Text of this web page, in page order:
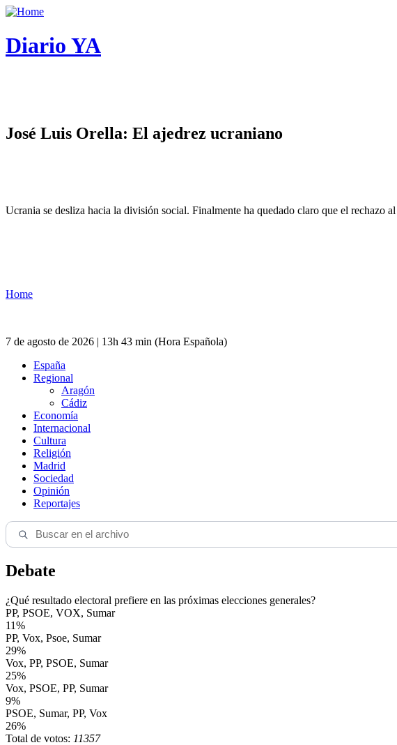
Diario YA
José Luis Orella: El ajedrez ucraniano
Ucrania se desliza hacia la división social. Finalmente ha quedado claro que el rechazo
Home
7 de agosto de 2026 | 13h 43 min (Hora Española)
España
Regional
Aragón
Cádiz
Economía
Internacional
Cultura
Religión
Madrid
Sociedad
Opinión
Reportajes
Debate
¿Qué resultado electoral prefiere en las próximas elecciones generales?
PP, PSOE, VOX, Sumar
11%
PP, Vox, Psoe, Sumar
29%
Vox, PP, PSOE, Sumar
25%
Vox, PSOE, PP, Sumar
9%
PSOE, Sumar, PP, Vox
26%
Total de votos: 11357